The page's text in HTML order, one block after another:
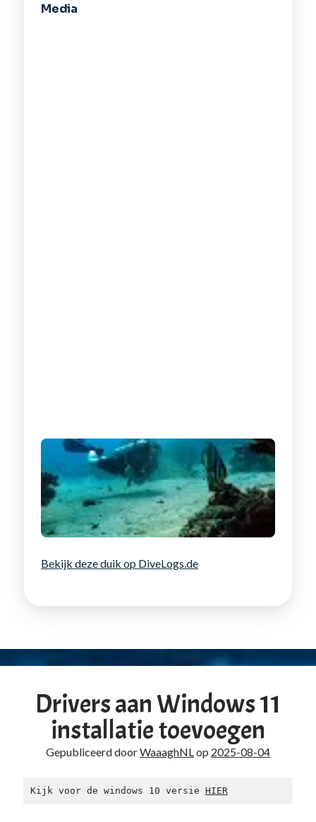
Media
Bekijk deze duik op DiveLogs.de
Drivers aan Windows 11
installatie toevoegen
Gepubliceerd doorWaaaghNL op 2025-08-04
Kijk voor de windows 10 versie HIER